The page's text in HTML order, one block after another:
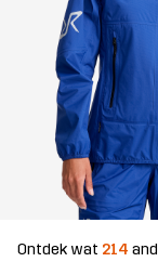
Ontdek wat 214